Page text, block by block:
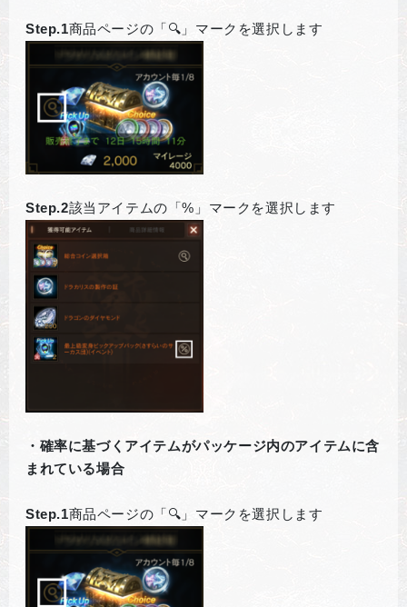
Step.1商品ページの「🔍」マークを選択します
Step.2該当アイテムの「%」マークを選択します
・確率に基づくアイテムがパッケージ内のアイテムに含
まれている場合
Step.1商品ページの「🔍」マークを選択します